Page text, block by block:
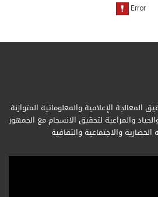
الإعلامية والمعلوماتية المتوازنة
والمراعية لتحقيق الانسجام مع الجمهور
والاجتماعية والثقافية